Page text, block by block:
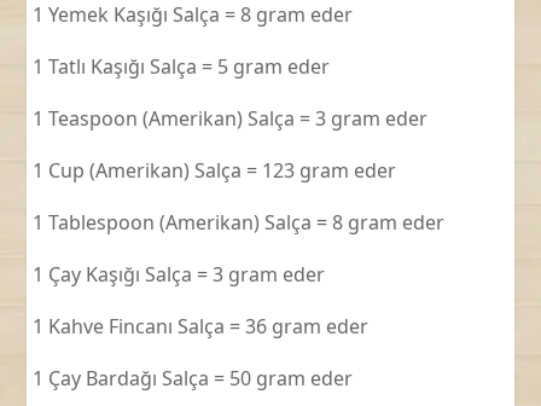
1 Yemek Kaşığı Salça = 8 gram eder
1 Tatlı Kaşığı Salça = 5 gram eder
1 Teaspoon (Amerikan) Salça = 3 gram eder
1 Cup (Amerikan) Salça = 123 gram eder
1 Tablespoon (Amerikan) Salça = 8 gram eder
1 Çay Kaşığı Salça = 3 gram eder
1 Kahve Fincanı Salça = 36 gram eder
1 Çay Bardağı Salça = 50 gram eder